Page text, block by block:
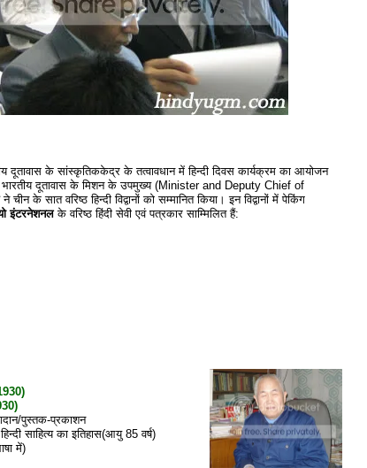
दूतावास के सांस्कृतिककेद्र के तत्वावधान में हिन्दी दिवस कार्यक्रम का आयोजन
दूतावास के मिशन के उपमुख्य (Minister and Deputy Chief of
ने चीन के सात वरिष्ठ हिन्दी विद्वानों को सम्मानित किया। इन विद्वानों में पेकिंग
इंटरनेशनलके वरिष्ठ हिंदी सेवी एवं पत्रकार साम्मिलित हैं:
पुस्तक-प्रकाशन
साहित्य का इतिहास(आयु 85 वर्ष)
में)